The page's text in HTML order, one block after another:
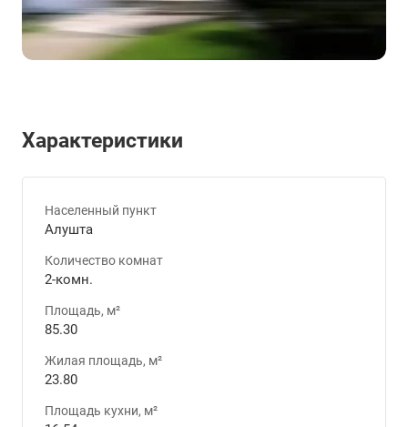
Характеристики
Населенный пункт
Алушта
Количество комнат
2-комн.
Площадь, м²
85.30
Жилая площадь, м²
23.80
Площадь кухни, м²